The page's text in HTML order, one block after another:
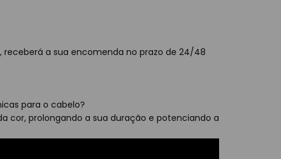
receberá a sua encomenda no prazo de 24/48
para o cabelo?
cor, prolongando a sua duração e potenciando a